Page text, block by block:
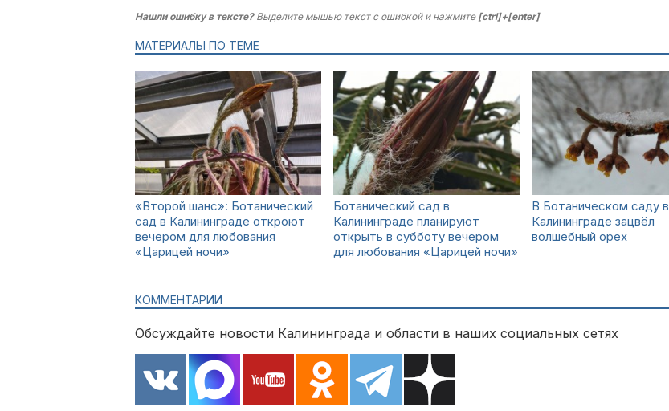
Нашли ошибку в тексте?Выделите мышью текст с ошибкой и нажмите [ctrl]+[enter]
МАТЕРИАЛЫ ПО ТЕМЕ
«Второй шанс»: Ботанический
сад в Калининграде откроют
вечером для любования
«Царицей ночи»
Ботанический сад в
Калининграде планируют
открыть в субботу вечером
для любования «Царицей ночи»
В Ботаническом саду в
Калининграде зацвёл
волшебный орех
КОММЕНТАРИИ
Обсуждайте новости Калининграда и области в наших социальных сетях